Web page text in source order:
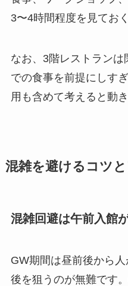
3〜4時間程度を見てお
なお、3階レストラン
での食事を前提にしす
用も含めて考えると動
混雑を避けるコツ
混雑回避は午前入館
GW期間は昼前後から
後を狙うのが無難です